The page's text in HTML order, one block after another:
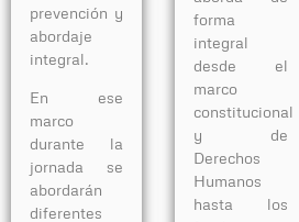
prevención y
abordaje
integral.
En ese
marco
durante la
jornada se
abordarán
diferentes
forma
integral
desde el
marco
constitucional
y de
Derechos
Humanos
hasta los